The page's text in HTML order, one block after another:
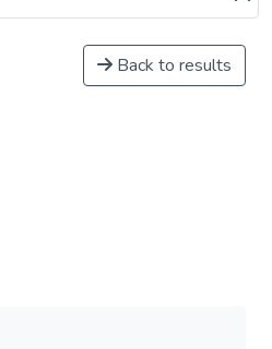
Back to results